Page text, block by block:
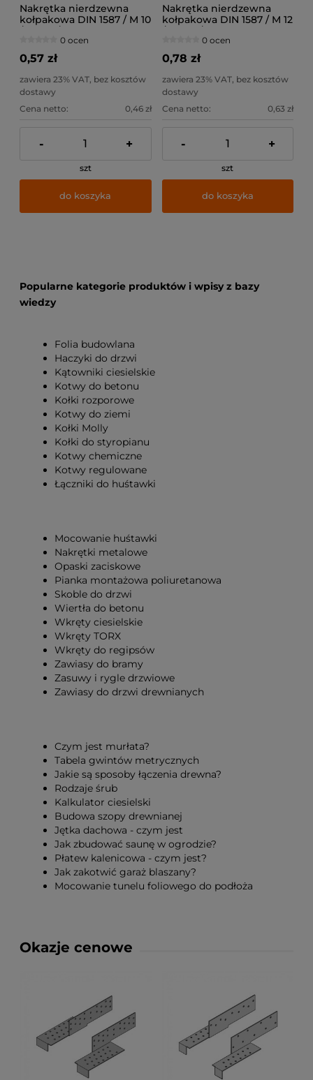
Nakrętka nierdzewna
kołpakowa DIN 1587 / M 10
0 ocen
0,57 zł
zawiera 23% VAT, bez kosztów
dostawy
Cena netto:
0,46 zł
- +
szt
do koszyka
Nakrętka nierdzewna
kołpakowa DIN 1587 / M 12
0 ocen
0,78 zł
zawiera 23% VAT, bez kosztów
dostawy
Cena netto:
0,63 zł
- +
szt
do koszyka
Popularne kategorie produktów i wpisy z bazy
wiedzy
Folia budowlana
Haczyki do drzwi
Kątowniki ciesielskie
Kotwy do betonu
Kołki rozporowe
Kotwy do ziemi
Kołki Molly
Kołki do styropianu
Kotwy chemiczne
Kotwy regulowane
Łączniki do huśtawki
Mocowanie huśtawki
Nakrętki metalowe
Opaski zaciskowe
Pianka montażowa poliuretanowa
Skoble do drzwi
Wiertła do betonu
Wkręty ciesielskie
Wkręty TORX
Wkręty do regipsów
Zawiasy do bramy
Zasuwy i rygle drzwiowe
Zawiasy do drzwi drewnianych
Czym jest murłata?
Tabela gwintów metrycznych
Jakie są sposoby łączenia drewna?
Rodzaje śrub
Kalkulator ciesielski
Budowa szopy drewnianej
Jętka dachowa - czym jest
Jak zbudować saunę w ogrodzie?
Płatew kalenicowa - czym jest?
Jak zakotwić garaż blaszany?
Mocowanie tunelu foliowego do podłoża
Okazje cenowe